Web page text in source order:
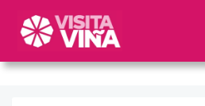
este
web